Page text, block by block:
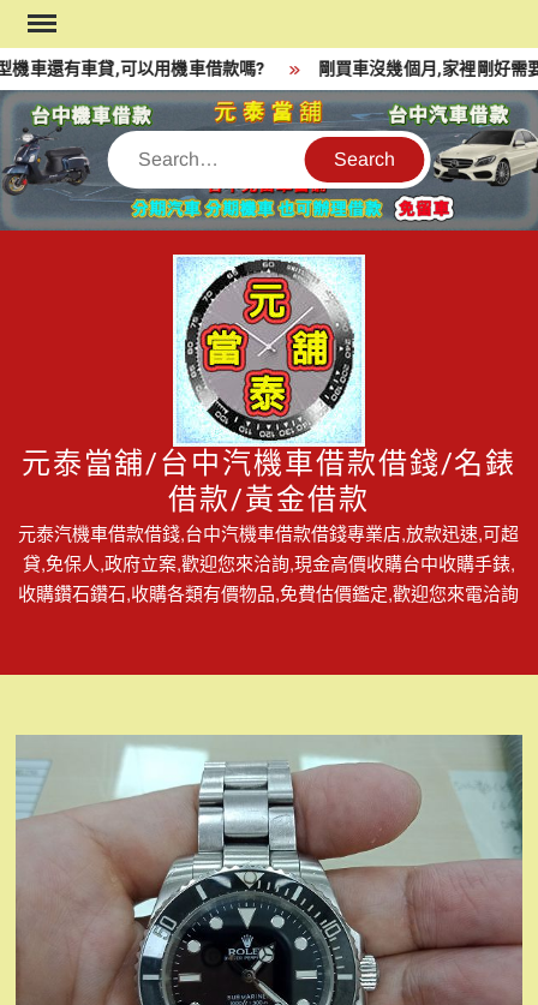
Skip
to
content
車還有車貸,可以用機車借款嗎? 剛買車沒幾個月,家裡剛好需要
Search
元泰當舖/台中汽機車借款借錢/名錶
借款/黃金借款
元泰汽機車借款借錢,台中汽機車借款借錢專業店,放款迅速,可超
貸,免保人,政府立案,歡迎您來洽詢,現金高價收購台中收購手錶,
收購鑽石鑽石,收購各類有價物品,免費估價鑑定,歡迎您來電洽詢